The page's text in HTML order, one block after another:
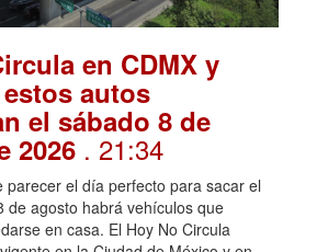
en CDMX y
autos
el sábado 8 de
2026 . 21:34
parecer el día perfecto para sacar el
de agosto habrá vehículos que
en casa. El Hoy No Circula